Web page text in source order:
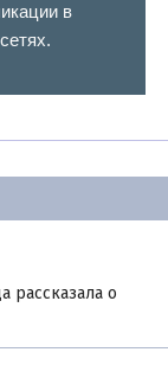
в
рассказала о